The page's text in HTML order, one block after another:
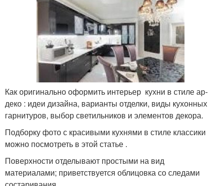
Как оригинально оформить интерьер кухни в стиле ар-
деко : идеи дизайна, варианты отделки, виды кухонных
гарнитуров, выбор светильников и элементов декора.
Подборку фото с красивыми кухнями в стиле классики
можно посмотреть в этой статье .
Поверхности отделывают простыми на вид
материалами; приветствуется облицовка со следами